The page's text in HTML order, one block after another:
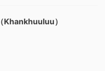
Khankhuuluu）